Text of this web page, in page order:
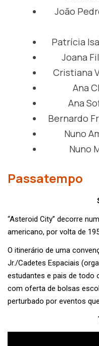
João
Patrícia
Joana
Cristiana
Ana
Ana
Bernardo
Nuno
Nuno
Passatempo
“Asteroid City” decorre
americano, por volta de
O itinerário de uma
Jr./Cadetes Espaciais
estudantes e pais de todo
com oferta de bolsas
perturbado por eventos